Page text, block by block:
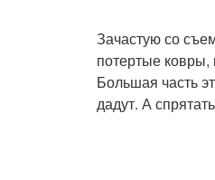
Зачастую со
потертые ковры,
Большая часть
дадут. А